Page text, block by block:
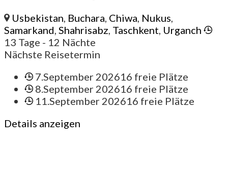
Usbekistan, Buchara, Chiwa, Nukus,
Samarkand, Shahrisabz, Taschkent, Urganch
13 Tage - 12 Nächte
Nächste Reisetermin
7.September 202616 freie Plätze
8.September 202616 freie Plätze
11.September 202616 freie Plätze
Details anzeigen